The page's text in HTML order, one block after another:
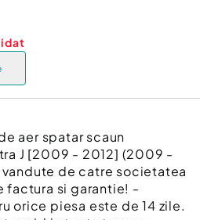
aer spatar scaun
J [2009 - 2012] (2009 -
de catre societatea
factura si garantie! -
orice piesa este de 14 zile.